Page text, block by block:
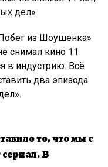
из Шоушенка»
снимал кино 11
в индустрию. Всё
два эпизода
то, что мы с
В